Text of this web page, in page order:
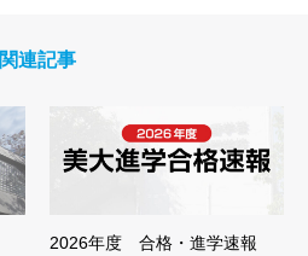
関連記事
2026年度 合格・進学速報